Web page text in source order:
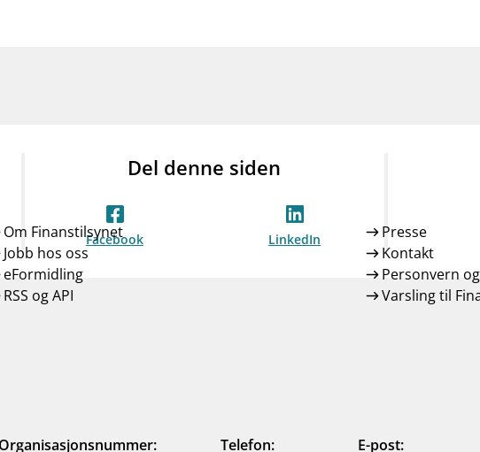
Del denne siden
Facebook LinkedIn
Om Finanstilsynet
Presse
Jobb hos oss
Kontakt
eFormidling
Personvern
RSS og API
Varsling til
Organisasjonsnummer: Telefon: E-post: